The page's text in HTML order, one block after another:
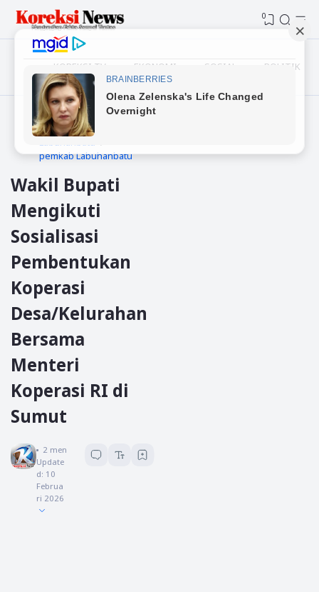
0
KOREKSI TV EKONOMI SOSIAL POLITIK
Beranda
Daerah
Labuhanbatu
pemkab Labuhanbatu
Wakil Bupati
Mengikuti
Sosialisasi
Pembentukan
Koperasi
Desa/Kelurahan
Bersama
Menteri
Koperasi RI di
Sumut
Koreksi News
2 menit baca
Update
d: 10
Februa
ri 2026